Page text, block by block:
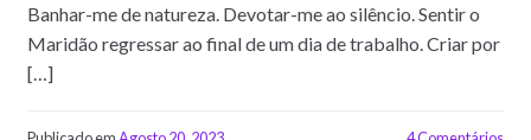
Banhar-me de natureza. Devotar-me ao silêncio. Sentir o
Maridão regressar ao final de um dia de trabalho. Criar por
[…]